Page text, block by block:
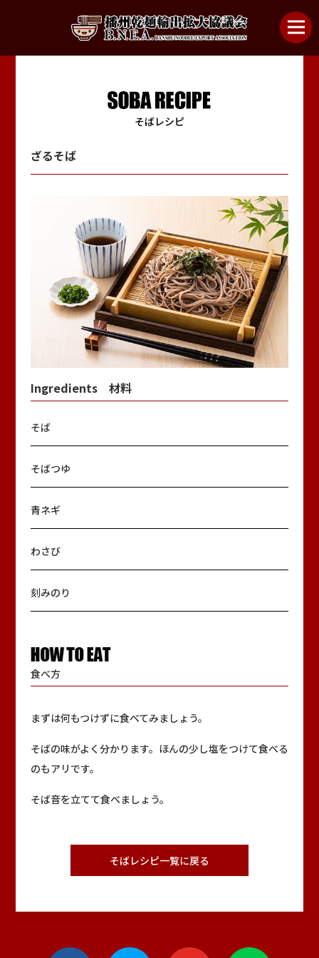
播州乾麺ってなんだ？
播州乾麺の種類
参加企業
協議会について
お問い合わせ
プライバシーポリシー
ソーシャルメディアポリシー
そばレシピ
ざるそば
Ingredients 材料
そば
そばつゆ
青ネギ
わさび
刻みのり
食べ方
まずは何もつけずに食べてみましょう。
そばの味がよく分かります。ほんの少し塩をつけて食べる
のもアリです。
そば音を立てて食べましょう。
そばレシピ一覧に戻る